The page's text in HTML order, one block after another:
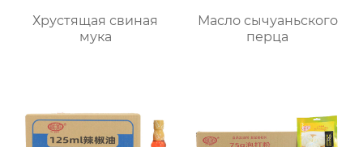
Хрустящая свиная
мука
Масло сычуаньского
перца